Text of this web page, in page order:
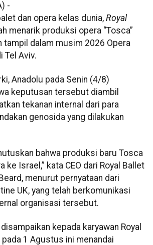
-
dan opera kelas dunia, Royal
menarik produksi opera “Tosca”
tampil dalam musim 2026 Opera
Tel Aviv.
Anadolu pada Senin (4/8)
keputusan tersebut diambil
tekanan internal dari para
genosida yang dilakukan
bahwa produksi baru Tosca
ke Israel,” kata CEO dari Royal Ballet
menurut pernyataan dari
UK, yang telah berkomunikasi
organisasi tersebut.
kepada karyawan Royal
pada 1 Agustus ini menandai